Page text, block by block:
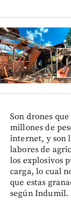
Son drones
millones de
internet, y son
labores de
los explosivos
carga, lo cual
que estas
según Indumil.